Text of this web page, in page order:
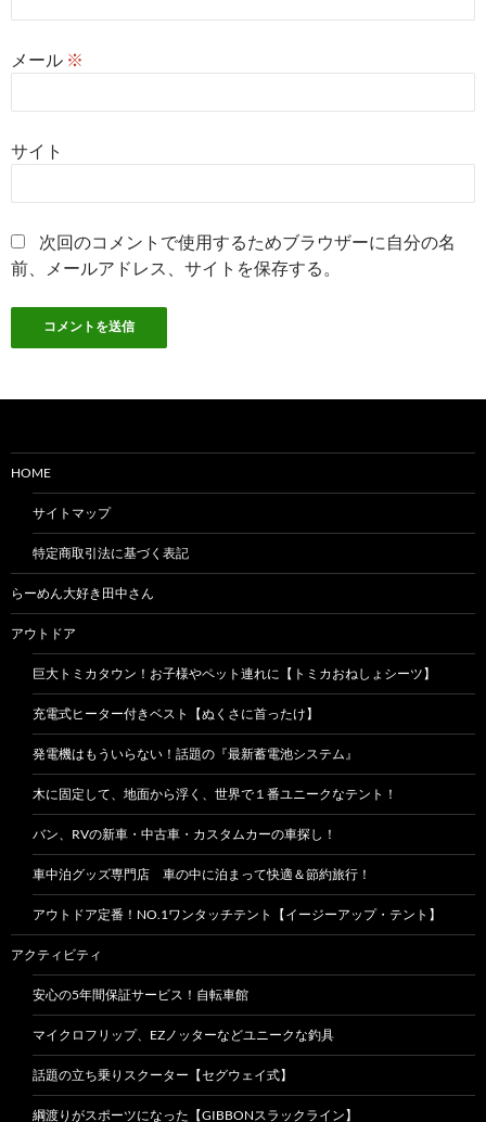
メール ※
サイト
次回のコメントで使用するためブラウザーに自分の名
前、メールアドレス、サイトを保存する。
HOME
サイトマップ
特定商取引法に基づく表記
らーめん大好き田中さん
アウトドア
巨大トミカタウン！お子様やペット連れに【トミカおねしょシーツ】
充電式ヒーター付きベスト【ぬくさに首ったけ】
発電機はもういらない！話題の『最新蓄電池システム』
木に固定して、地面から浮く、世界で１番ユニークなテント！
バン、RVの新車・中古車・カスタムカーの車探し！
車中泊グッズ専門店 車の中に泊まって快適＆節約旅行！
アウトドア定番！NO.1ワンタッチテント【イージーアップ・テント】
アクティビティ
安心の5年間保証サービス！自転車館
マイクロフリップ、EZノッターなどユニークな釣具
話題の立ち乗りスクーター【セグウェイ式】
綱渡りがスポーツになった【GIBBONスラックライン】